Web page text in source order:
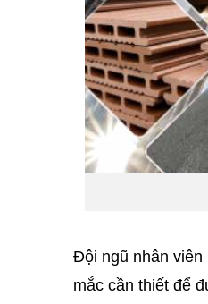
Đội ngũ nhân viên
mắc cần thiết để